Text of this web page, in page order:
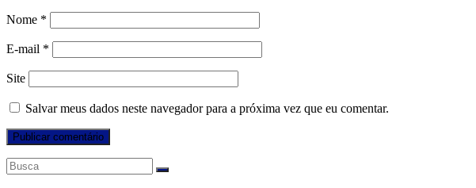
Nome *
E-mail *
Site
Salvar meus dados neste navegador para a próxima vez que eu comentar.